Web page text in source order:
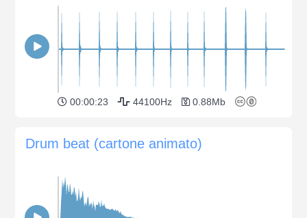
00:00:23 44100Hz 0.88Mb
Drum beat (cartone animato)